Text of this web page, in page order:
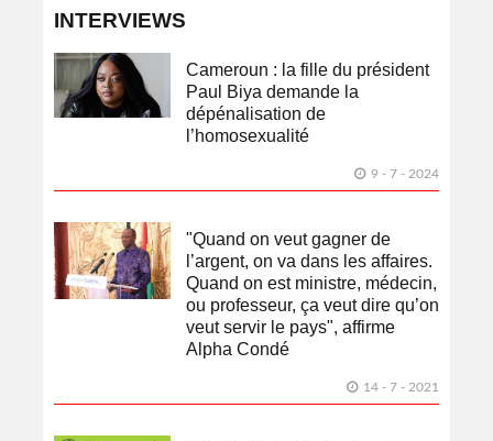
INTERVIEWS
Cameroun : la fille du président
Paul Biya demande la
dépénalisation de
l’homosexualité
9 - 7 - 2024
"Quand on veut gagner de
l’argent, on va dans les affaires.
Quand on est ministre, médecin,
ou professeur, ça veut dire qu’on
veut servir le pays", affirme
Alpha Condé
14 - 7 - 2021